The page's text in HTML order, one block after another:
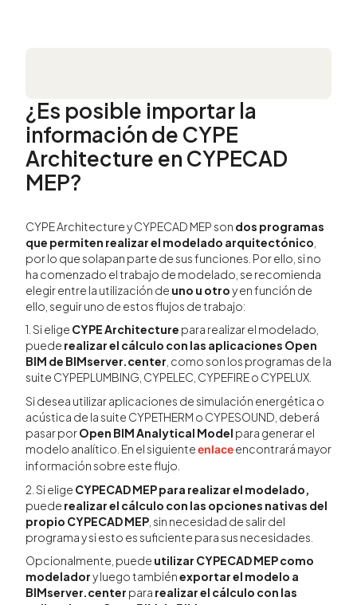
¿Es posible importar la
información de CYPE
Architecture en CYPECAD
MEP?
CYPE Architecture y CYPECAD MEP son dos programas
que permiten realizar el modelado arquitectónico
por lo que solapan parte de sus funciones. Por ello, si no
ha comenzado el trabajo de modelado, se recomienda
elegir entre la utilización de uno u otroy en función de
ello, seguir uno de estos flujos de trabajo:
1. Si elige CYPE Architecture para realizar el modelado,
puede realizar el cálculo con las aplicaciones Open
BIM de BIMserver.center , como son los programas de la
suite CYPEPLUMBING, CYPELEC, CYPEFIRE o CYPELUX.
Si desea utilizar aplicaciones de simulación energética o
acústica de la suite CYPETHERM o CYPESOUND, deberá
pasar porOpen BIM Analytical Model para generar el
modelo analítico. En el siguienteenlaceencontrará mayor
información sobre este flujo.
2. Si elige CYPECAD MEP para realizar el modelado,
puede realizar el cálculo con las opciones nativas del
propio CYPECAD MEP , sin necesidad de salir del
programa y si esto es suficiente para sus necesidades.
Opcionalmente, puede utilizar CYPECAD MEP como
modeladory luego tambiénexportar el modelo a
BIMserver.center para realizar el cálculo con las